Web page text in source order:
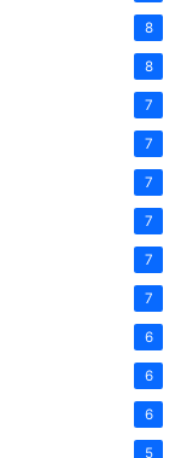
8
8
7
7
7
7
7
7
6
6
6
5